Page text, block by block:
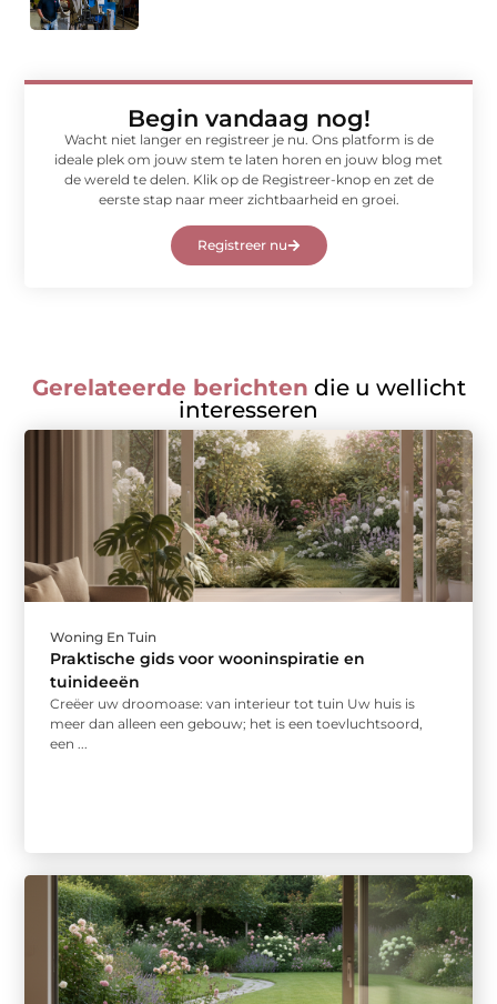
Begin vandaag nog!
Wacht niet langer en registreer je nu. Ons platform is de
ideale plek om jouw stem te laten horen en jouw blog met
de wereld te delen. Klik op de Registreer-knop en zet de
eerste stap naar meer zichtbaarheid en groei.
Registreer nu
Gerelateerde berichten die u wellicht
interesseren
Woning En Tuin
Praktische gids voor wooninspiratie en
tuinideeën
Creëer uw droomoase: van interieur tot tuin Uw huis is
meer dan alleen een gebouw; het is een toevluchtsoord,
een ...